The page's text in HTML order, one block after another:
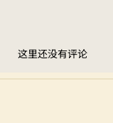
这里还没有评论